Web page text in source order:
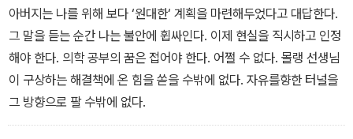
아버지는 나를 위해 보다 ‘원대한‘ 계획을 마련해두었다고 대답한다.
그 말을 듣는 순간 나는 불안에 휩싸인다. 이제 현실을 직시하고 인정
해야 한다. 의학 공부의 꿈은 접어야 한다. 어쩔 수 없다. 몰랭 선생님
이 구상하는 해결책에 온 힘을 쏟을 수밖에 없다. 자유를향한 터널을
그 방향으로 팔 수밖에 없다.